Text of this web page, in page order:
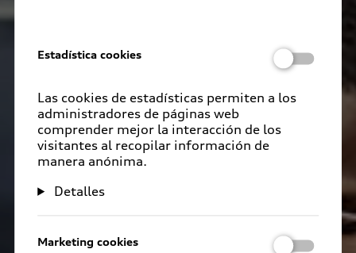
Estadística cookies
Las cookies de estadísticas permiten a los
administradores de páginas web
comprender mejor la interacción de los
visitantes al recopilar información de
manera anónima.
Detalles
Marketing cookies